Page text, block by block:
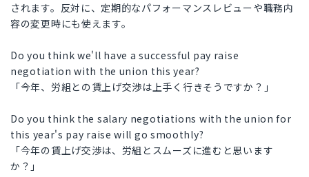
されます。反対に、定期的なパフォーマンスレビューや職務内
容の変更時にも使えます。
Do you think we'll have a successful pay raise
negotiation with the union this year?
「今年、労組との賃上げ交渉は上手く行きそうですか？」
Do you think the salary negotiations with the union for
this year's pay raise will go smoothly?
「今年の賃上げ交渉は、労組とスムーズに進むと思います
か？」